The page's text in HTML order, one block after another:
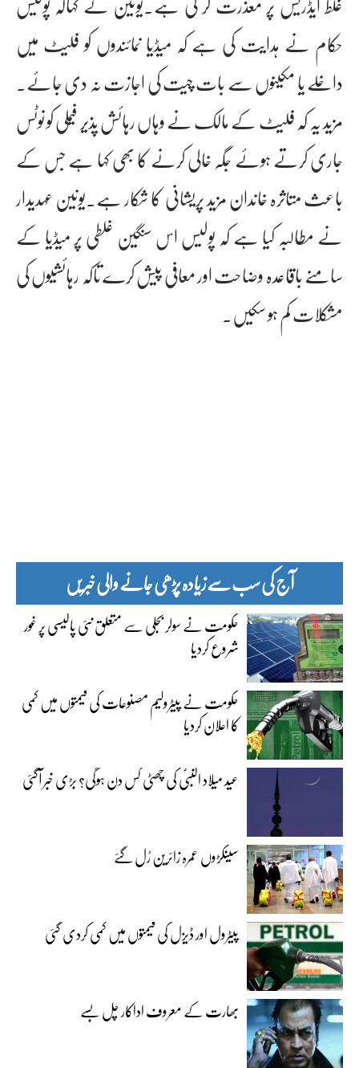
حکام نے ہدایت کی ہے کہ میڈیا نمائندوں کو فلیٹ میں
داخلے یا مکینوں سے بات چیت کی اجازت نہ دی جائے۔
مزید یہ کہ فلیٹ کے مالک نے وہاں رہائش پذیر فیملی کو نوٹس
جاری کرتے ہوئے جگہ خالی کرنے کا بھی کہا ہے جس کے
باعث متاثرہ خاندان مزید پریشانی کا شکار ہے۔یونین عہدیدار
نے مطالبہ کیا ہے کہ پولیس اس سنگین غلطی پر میڈیا کے
سامنے باقاعدہ وضاحت اور معافی پیش کرے تاکہ رہائشیوں کی
مشکلات کم ہو سکیں۔
آج کی سب سے زیادہ پڑھی جانے والی خبریں
حکومت نے سولر بجلی سے متعلق نئی پالیسی پر غور
شروع کردیا
حکومت نے پیٹرولیم مصنوعات کی قیمتوں میں کمی
کا اعلان کردیا
عید میلاد النبیؐ کی چھٹی کس دن ہوگی؟ بڑی خبر آگئی
سینکڑوں عمرہ زائرین رُل گئے
پیٹرول اور ڈیزل کی قیمتوں میں کمی کردی گئی
بھارت کے معروف اداکار چل بسے